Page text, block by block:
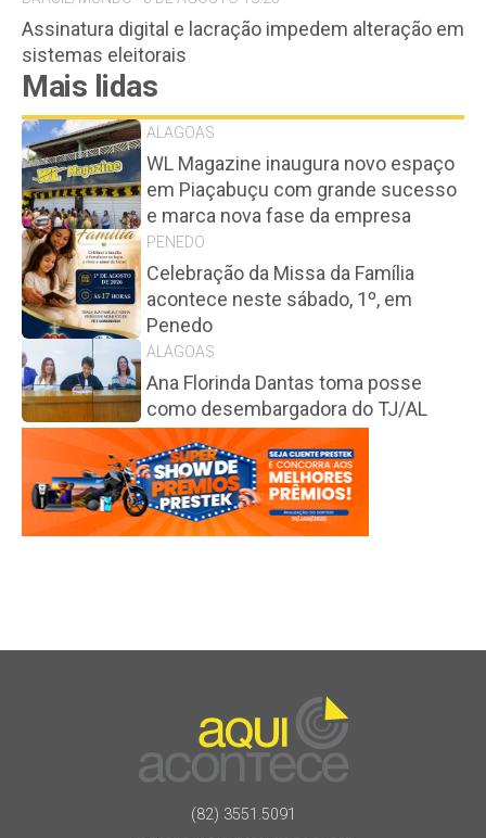
Assinatura digital e lacração impedem alteração em
sistemas eleitorais
Mais lidas
ALAGOAS
WL Magazine inaugura novo espaço
em Piaçabuçu com grande sucesso
e marca nova fase da empresa
PENEDO
Celebração da Missa da Família
acontece neste sábado, 1º, em
Penedo
ALAGOAS
Ana Florinda Dantas toma posse
como desembargadora do TJ/AL
(82) 3551.5091